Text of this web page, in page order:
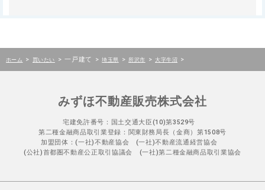
ホーム > 買いたい > 一戸建て > 埼玉県 > 所沢市 > 大字牛沼 >
みずほ不動産販売株式会社
宅建免許番号：国土交通大臣(10)第3529号
第二種金融商品取引業登録：関東財務局長（金商）第1508号
加盟団体：(一社)不動産協会 (一社)不動産流通経営協会
(公社)首都圏不動産公正取引協議会 (一社)第二種金融商品取引業協会